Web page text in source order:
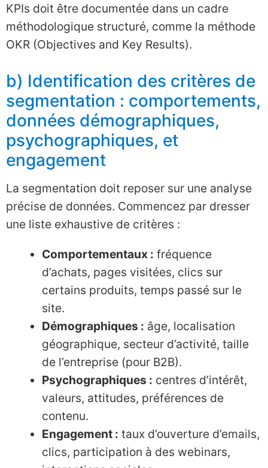
KPIs doit être documentée dans un cadre
méthodologique structuré, comme la méthode
OKR (Objectives and Key Results).
b) Identification des critères de
segmentation : comportements,
données démographiques,
psychographiques, et
engagement
La segmentation doit reposer sur une analyse
précise de données. Commencez par dresser
une liste exhaustive de critères :
Comportementaux : fréquence
d’achats, pages visitées, clics sur
certains produits, temps passé sur le
site.
Démographiques : âge, localisation
géographique, secteur d’activité, taille
de l’entreprise (pour B2B).
Psychographiques : centres d’intérêt,
valeurs, attitudes, préférences de
contenu.
Engagement : taux d’ouverture d’emails,
clics, participation à des webinars,